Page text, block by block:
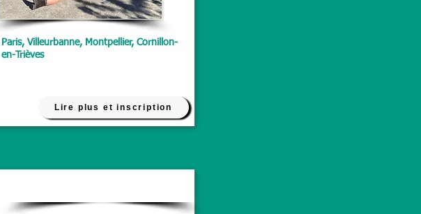
Paris, Villeurbanne, Montpellier, Cornillon-
en-Trièves
Lire plus et inscription